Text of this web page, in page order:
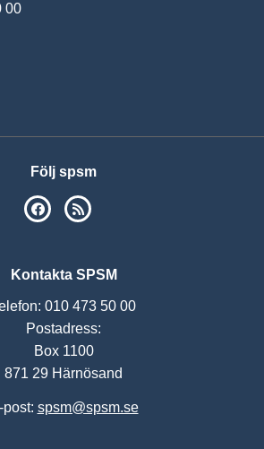
00
Följ spsm
SPSM på Facebook
Kontakta SPSM
010 473 50 00
Postadress:
Box 1100
871 29 Härnösand
post: spsm@spsm.se